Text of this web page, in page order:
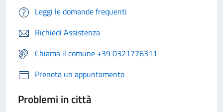
Leggi le domande frequenti
Richiedi Assistenza
Chiama il comune +39 0321776311
Prenota un appuntamento
Problemi in città